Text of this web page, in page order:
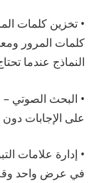
كلمات المرور
النماذج عندما
على الإجابات دون
• إدارة علامات
في عرض واحد